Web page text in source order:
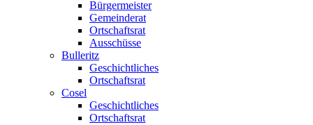
Bürgermeister
Gemeinderat
Ortschaftsrat
Ausschüsse
Bulleritz
Geschichtliches
Ortschaftsrat
Cosel
Geschichtliches
Ortschaftsrat